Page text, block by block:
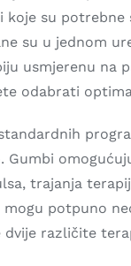
su potrebne
su u jednom
usmjerenu na
odabrati
trajanja
mogu potpuno
dvije različite